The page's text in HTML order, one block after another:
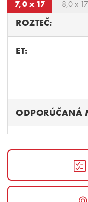
7,0 x 17 8,0 x 17
ROZTEČ:
ET:
ODPORÚČANÁ